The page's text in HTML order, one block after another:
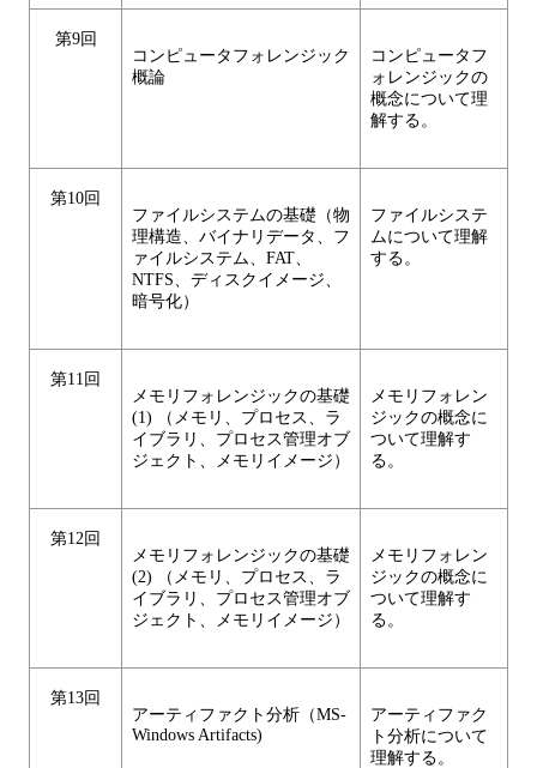
第9回
コンピュータフォレンジック
概論
コンピュータフ
ォレンジックの
概念について理
解する。
第10回
ファイルシステムの基礎（物
理構造、バイナリデータ、フ
ァイルシステム、FAT、
NTFS、ディスクイメージ、
暗号化）
ファイルシステ
ムについて理解
する。
第11回
メモリフォレンジックの基礎
(1) （メモリ、プロセス、ラ
イブラリ、プロセス管理オブ
ジェクト、メモリイメージ）
メモリフォレン
ジックの概念に
ついて理解す
る。
第12回
メモリフォレンジックの基礎
(2) （メモリ、プロセス、ラ
イブラリ、プロセス管理オブ
ジェクト、メモリイメージ）
メモリフォレン
ジックの概念に
ついて理解す
る。
第13回
アーティファクト分析（MS-
Windows Artifacts)
アーティファク
ト分析について
理解する。